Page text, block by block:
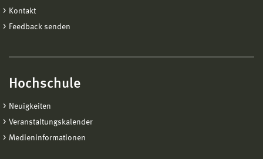
Kontakt
Feedback senden
Hochschule
Neuigkeiten
Veranstaltungskalender
Medieninformationen